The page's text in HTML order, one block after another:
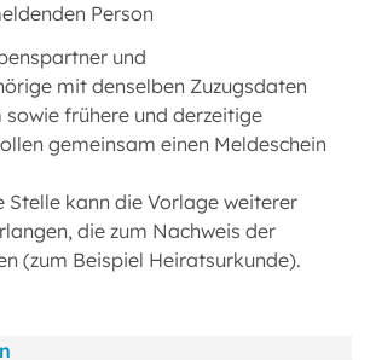
Person
und
mit denselben Zuzugsdaten
frühere und derzeitige
gemeinsam einen Meldeschein
Stelle kann die Vorlage weiterer
die zum Nachweis der
(zum Beispiel Heiratsurkunde).